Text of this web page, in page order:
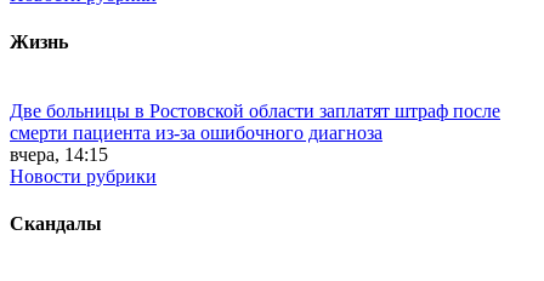
Жизнь
Две больницы в Ростовской области заплатят штраф после
смерти пациента из-за ошибочного диагноза
вчера, 14:15
Новости рубрики
Скандалы